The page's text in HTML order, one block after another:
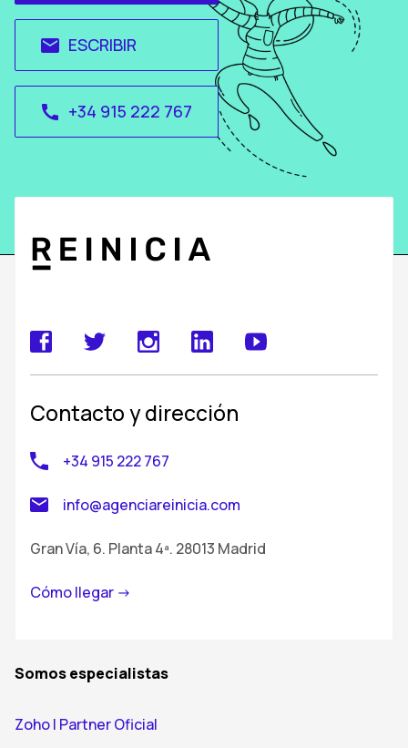
email ESCRIBIR
call +34 915 222 767
Contacto y dirección
+34 915 222 767
info@agenciareinicia.com
Gran Vía, 6. Planta 4ª. 28013 Madrid
Cómo llegar ->
Somos especialistas
Zoho | Partner Oficial